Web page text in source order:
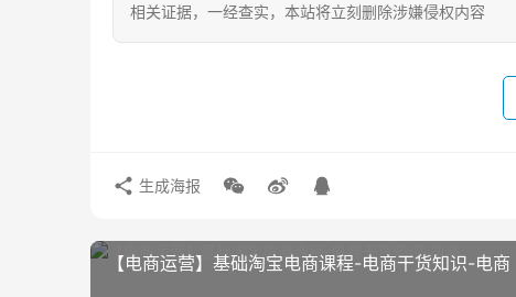
相关证据，一经查实，本站将立刻删除涉嫌侵权内容
生成海报
【电商运营】基础淘宝电商课程-电商干货知识-电商